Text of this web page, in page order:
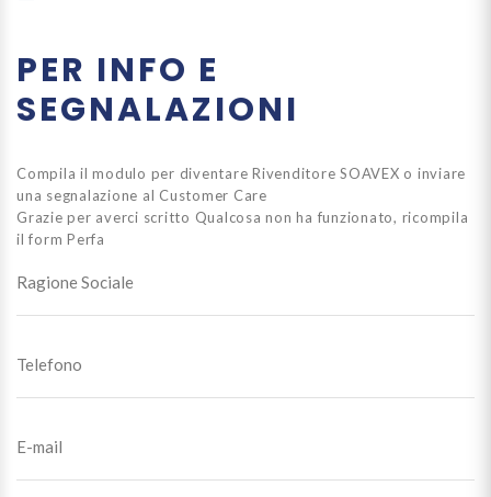
PER INFO E
SEGNALAZIONI
Compila il modulo per diventare Rivenditore SOAVEX o inviare
una segnalazione al Customer Care
Grazie per averci scritto Qualcosa non ha funzionato, ricompila
il form Perfa